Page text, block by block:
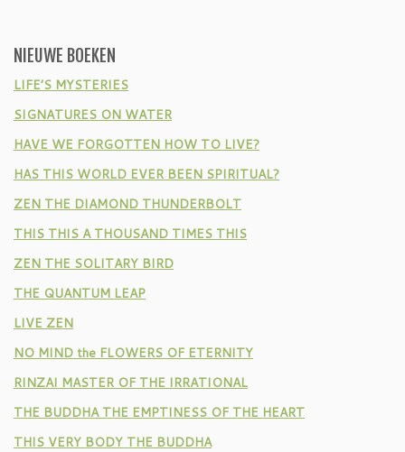
NIEUWE BOEKEN
LIFE’S MYSTERIES
SIGNATURES ON WATER
HAVE WE FORGOTTEN HOW TO LIVE?
HAS THIS WORLD EVER BEEN SPIRITUAL?
ZEN THE DIAMOND THUNDERBOLT
THIS THIS A THOUSAND TIMES THIS
ZEN THE SOLITARY BIRD
THE QUANTUM LEAP
LIVE ZEN
NO MIND the FLOWERS OF ETERNITY
RINZAI MASTER OF THE IRRATIONAL
THE BUDDHA THE EMPTINESS OF THE HEART
THIS VERY BODY THE BUDDHA